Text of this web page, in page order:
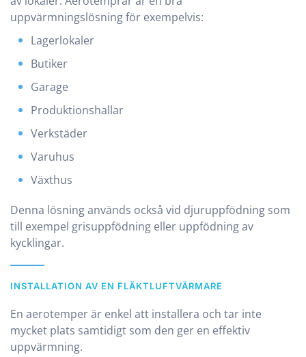
uppvärmningslösning för exempelvis:
Lagerlokaler
Butiker
Garage
Produktionshallar
Verkstäder
Varuhus
Växthus
Denna lösning används också vid djuruppfödning som
till exempel grisuppfödning eller uppfödning av
kycklingar.
INSTALLATION AV EN FLÄKTLUFTVÄRMARE
En aerotemper är enkel att installera och tar inte
mycket plats samtidigt som den ger en effektiv
uppvärmning.